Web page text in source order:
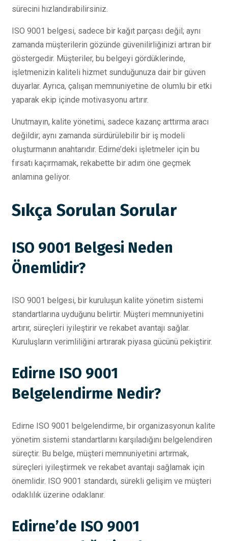
sürecini hızlandırabilirsiniz.
ISO 9001 belgesi, sadece bir kağıt parçası değil; aynı
zamanda müşterilerin gözünde güvenilirliğinizi artıran bir
göstergedir. Müşteriler, bu belgeyi gördüklerinde,
işletmenizin kaliteli hizmet sunduğunuza dair bir güven
duyarlar. Ayrıca, çalışan memnuniyetine de olumlu bir etki
yaparak ekip içinde motivasyonu artırır.
Unutmayın, kalite yönetimi, sadece kazanç arttırma aracı
değildir; aynı zamanda sürdürülebilir bir iş modeli
oluşturmanın anahtarıdır. Edirne’deki işletmeler için bu
fırsatı kaçırmamak, rekabette bir adım öne geçmek
anlamına geliyor.
Sıkça Sorulan Sorular
ISO 9001 Belgesi Neden
Önemlidir?
ISO 9001 belgesi, bir kuruluşun kalite yönetim sistemi
standartlarına uyduğunu belirtir. Müşteri memnuniyetini
artırır, süreçleri iyileştirir ve rekabet avantajı sağlar.
Kuruluşların verimliliğini artırarak piyasa gücünü pekiştirir.
Edirne ISO 9001
Belgelendirme Nedir?
Edirne ISO 9001 belgelendirme, bir organizasyonun kalite
yönetim sistemi standartlarını karşıladığını belgelendiren
süreçtir. Bu belge, müşteri memnuniyetini artırmak,
süreçleri iyileştirmek ve rekabet avantajı sağlamak için
önemlidir. ISO 9001 standardı, sürekli gelişim ve müşteri
odaklılık üzerine odaklanır.
Edirne’de ISO 9001